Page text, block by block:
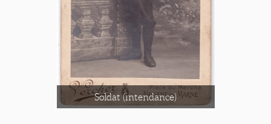
Soldat (intendance)